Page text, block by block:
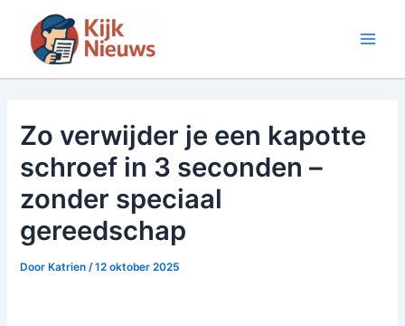
inhoud
Zo verwijder je een kapotte
schroef in 3 seconden –
zonder speciaal
gereedschap
Door Katrien/12 oktober 2025